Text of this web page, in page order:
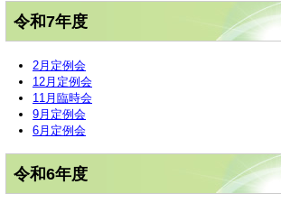
令和7年度
2月定例会
12月定例会
11月臨時会
9月定例会
6月定例会
令和6年度